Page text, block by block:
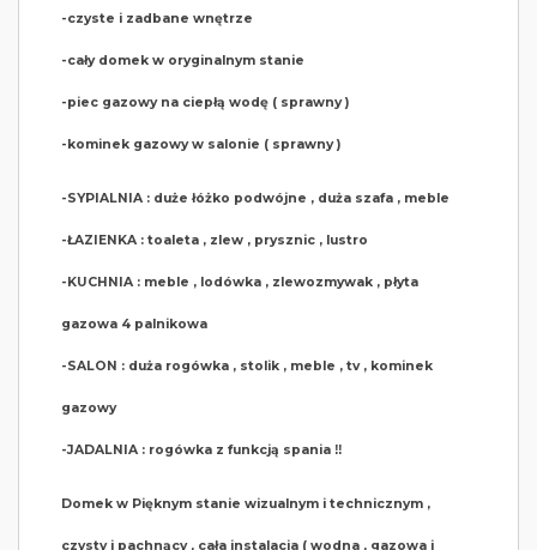
-czyste i zadbane wnętrze
-cały domek w oryginalnym stanie
-piec gazowy na ciepłą wodę ( sprawny )
-kominek gazowy w salonie ( sprawny )
-SYPIALNIA : duże łóżko podwójne , duża szafa , meble
-ŁAZIENKA : toaleta , zlew , prysznic , lustro
-KUCHNIA : meble , lodówka , zlewozmywak , płyta
gazowa 4 palnikowa
-SALON : duża rogówka , stolik , meble , tv , kominek
gazowy
-JADALNIA : rogówka z funkcją spania ‼️
Domek w Pięknym stanie wizualnym i technicznym ,
czysty i pachnący , cała instalacja ( wodna , gazowa i